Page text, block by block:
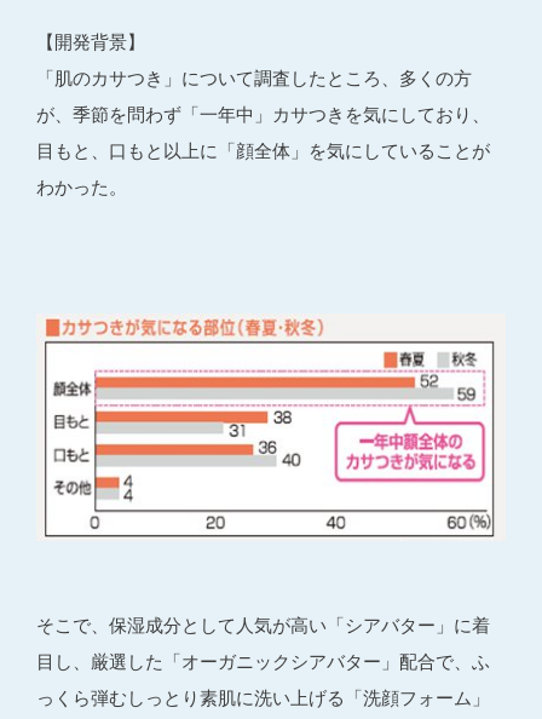
【開発背景】
「肌のカサつき」について調査したところ、多くの方
が、季節を問わず「一年中」カサつきを気にしており、
目もと、口もと以上に「顔全体」を気にしていることが
わかった。
そこで、保湿成分として人気が高い「シアバター」に着
目し、厳選した「オーガニックシアバター」配合で、ふ
っくら弾むしっとり素肌に洗い上げる「洗顔フォーム」